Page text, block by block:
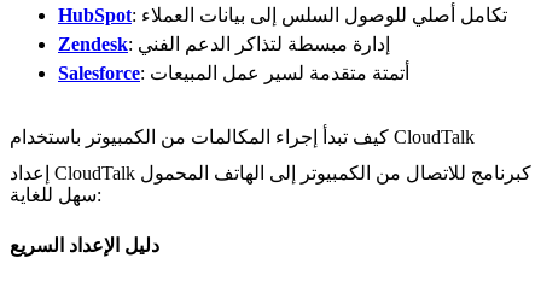
HubSpot : تكامل أصلي للوصول السلس إلى بيانات العملاء
Zendesk : إدارة مبسطة لتذاكر الدعم الفني
Salesforce : أتمتة متقدمة لسير عمل المبيعات
كيف تبدأ إجراء المكالمات من الكمبيوتر باستخدام CloudTalk
إعداد CloudTalk كبرنامج للاتصال من الكمبيوتر إلى الهاتف المحمول
سهل للغاية:
دليل الإعداد السريع